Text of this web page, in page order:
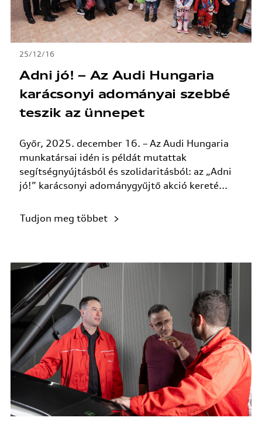
25/12/16
Adni jó! – Az Audi Hungaria
karácsonyi adományai szebbé
teszik az ünnepet
Győr, 2025. december 16. – Az Audi Hungaria
munkatársai idén is példát mutattak
segítségnyújtásból és szolidaritásból: az „Adni
jó!” karácsonyi adománygyűjtő akció kereté...
Tudjon meg többet